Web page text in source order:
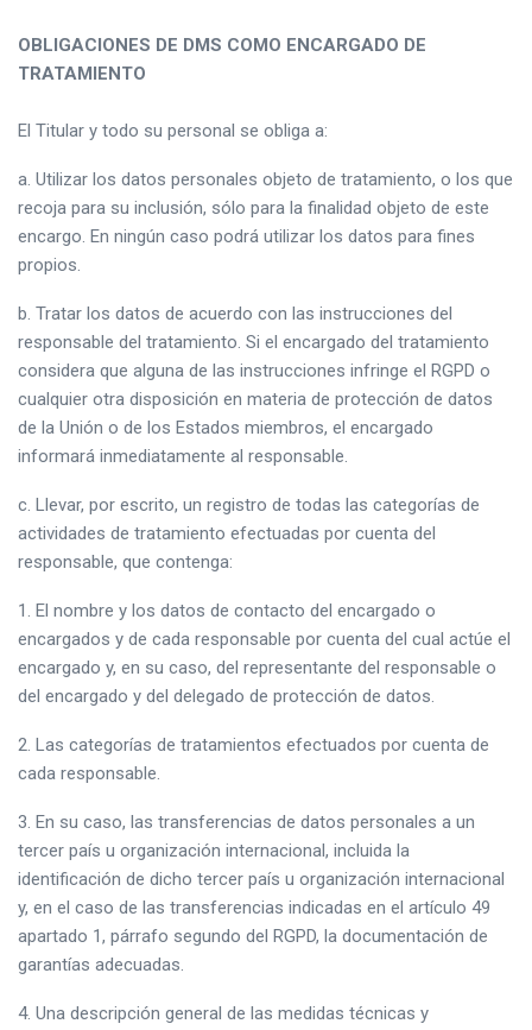
OBLIGACIONES DE DMS COMO ENCARGADO DE
TRATAMIENTO
El Titular y todo su personal se obliga a:
a. Utilizar los datos personales objeto de tratamiento, o los que
recoja para su inclusión, sólo para la finalidad objeto de este
encargo. En ningún caso podrá utilizar los datos para fines
propios.
b. Tratar los datos de acuerdo con las instrucciones del
responsable del tratamiento. Si el encargado del tratamiento
considera que alguna de las instrucciones infringe el RGPD o
cualquier otra disposición en materia de protección de datos
de la Unión o de los Estados miembros, el encargado
informará inmediatamente al responsable.
c. Llevar, por escrito, un registro de todas las categorías de
actividades de tratamiento efectuadas por cuenta del
responsable, que contenga:
1. El nombre y los datos de contacto del encargado o
encargados y de cada responsable por cuenta del cual actúe el
encargado y, en su caso, del representante del responsable o
del encargado y del delegado de protección de datos.
2. Las categorías de tratamientos efectuados por cuenta de
cada responsable.
3. En su caso, las transferencias de datos personales a un
tercer país u organización internacional, incluida la
identificación de dicho tercer país u organización internacional
y, en el caso de las transferencias indicadas en el artículo 49
apartado 1, párrafo segundo del RGPD, la documentación de
garantías adecuadas.
4. Una descripción general de las medidas técnicas y